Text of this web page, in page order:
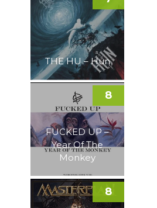
THE HU – Hun
FUCKED UP –
Year Of The
Monkey
8
8